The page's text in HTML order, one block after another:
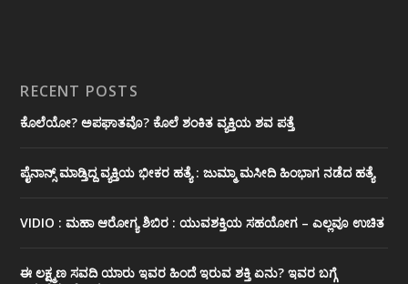
RECENT POSTS
ಕೊಲೆಯೋ? ಅಪಘಾತವೊ? ಕೊಲೆ ಶಂಕಿತ ವ್ಯಕ್ತಿಯ ಶವ ಪತ್ತೆ
ಪೈನಾನ್ಸ್ ಮಾಡ್ತಿದ್ದ ವ್ಯಕ್ತಿಯ ಭೀಕರ‌ ಹತ್ಯೆ : ಜುಮ್ಮಾ ಮಸೀದಿ ಹಿಂಭಾಗ ನಡೆದ ಹತ್ಯೆ
VIDIO : ಮಹಾ ಆರೋಗ್ಯ ಶಿಬಿರ : ಯುವಶಕ್ತಿಯ ಸಹಯೋಗ – ಎಲ್ಲವೂ ಉಚಿತ
ಈ ಲಕ್ಷ್ಮಣ ಸವದಿ ಯಾರು ಇವರ ಹಿಂದೆ ಇರುವ ಶಕ್ತಿ ಏನು? ಇವರ ಬಗ್ಗೆ